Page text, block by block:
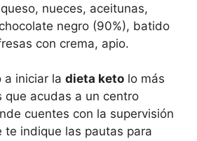
nueces, aceitunas,
negro (90%), batido
con crema, apio.
a iniciar la dieta keto lo más
que acudas a un centro
cuentes con la supervisión
te indique las pautas para